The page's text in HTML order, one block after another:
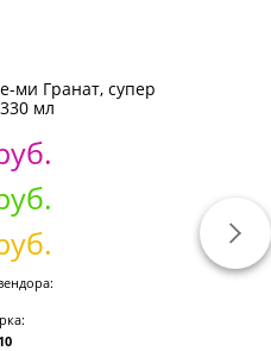
ми Гранат, супер
мл